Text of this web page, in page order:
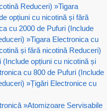
Reduceri) »Tigara
opțiuni cu nicotină și fără
cu 2000 de Pufuri (Include
»Tigara Electronica cu
și fără nicotină Reduceri)
opțiuni cu nicotină și
cu 800 de Pufuri (Include
»Țigări Electronice cu
»Atomizoare Servisabile